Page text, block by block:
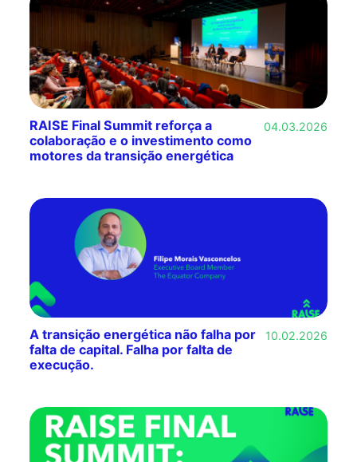
RAISE Final Summit reforça a
colaboração e o investimento como
motores da transição energética
04.03.2026
A transição energética não falha por
falta de capital. Falha por falta de
execução.
10.02.2026